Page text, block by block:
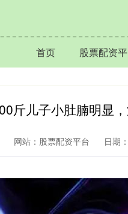
首页 股票配资
斤儿子小肚腩明显
网站：股票配资平台 日期